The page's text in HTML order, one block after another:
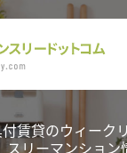
賃貸のウィーク
スリーマンション